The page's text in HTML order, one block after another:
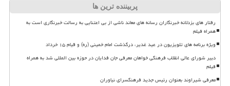
پربیننده ترین ها
رفتار های بزدلانه خبرنگاران رسانه های معاند ناشی از بی اعتنایی به رسالت خبرنگاری است به
همراه فیلم
ویژه برنامه های تلویزیون در عید غدیر، درگذشت امام خمینی (ره) و قیام ۱۵ خرداد
دبیر شورای عالی انقلاب فرهنگی خواهان معرفی جان فدایان در حوزه بین المللی شد به همراه
فیلم
معرفی شیراوند بعنوان رئیس جدید فرهنگسرای نیاوران